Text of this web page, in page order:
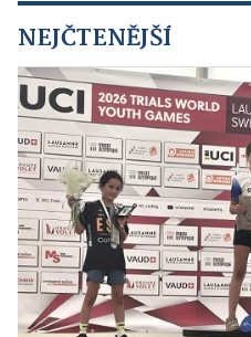
NEJČTENĚJŠÍ